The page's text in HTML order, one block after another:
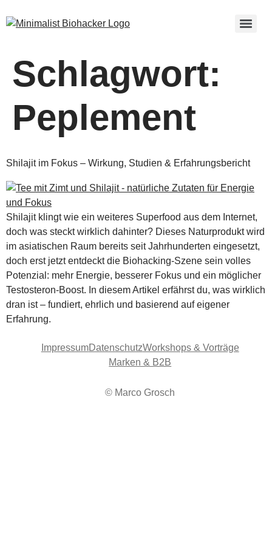
Schlagwort:
Peplement
Shilajit im Fokus – Wirkung, Studien & Erfahrungs­bericht
Shilajit klingt wie ein weiteres Superfood aus dem Internet,
doch was steckt wirklich dahinter? Dieses Naturprodukt wird
im asiatischen Raum bereits seit Jahrhunderten eingesetzt,
doch erst jetzt entdeckt die Biohacking-Szene sein volles
Potenzial: mehr Energie, besserer Fokus und ein möglicher
Testosteron-Boost. In diesem Artikel erfährst du, was wirklich
dran ist – fundiert, ehrlich und basierend auf eigener
Erfahrung.
ImpressumDatenschutzWorkshops & Vorträge
Marken & B2B
© Marco Grosch